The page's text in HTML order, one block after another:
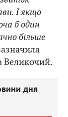
І якщо
б один
більше
Великочий.
дня